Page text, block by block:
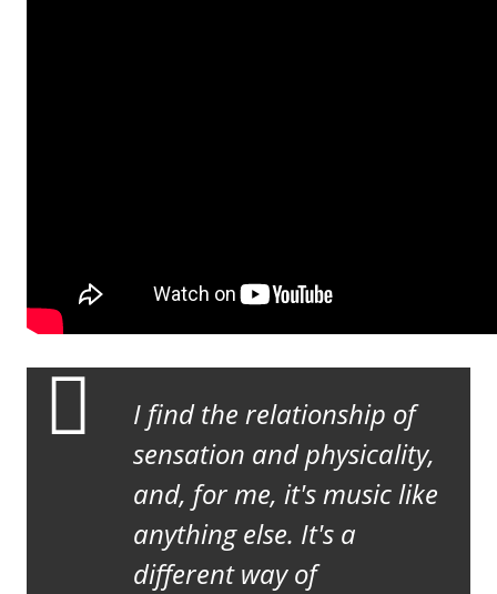
I find the relationship of
sensation and physicality,
and, for me, it's music like
anything else. It's a
different way of